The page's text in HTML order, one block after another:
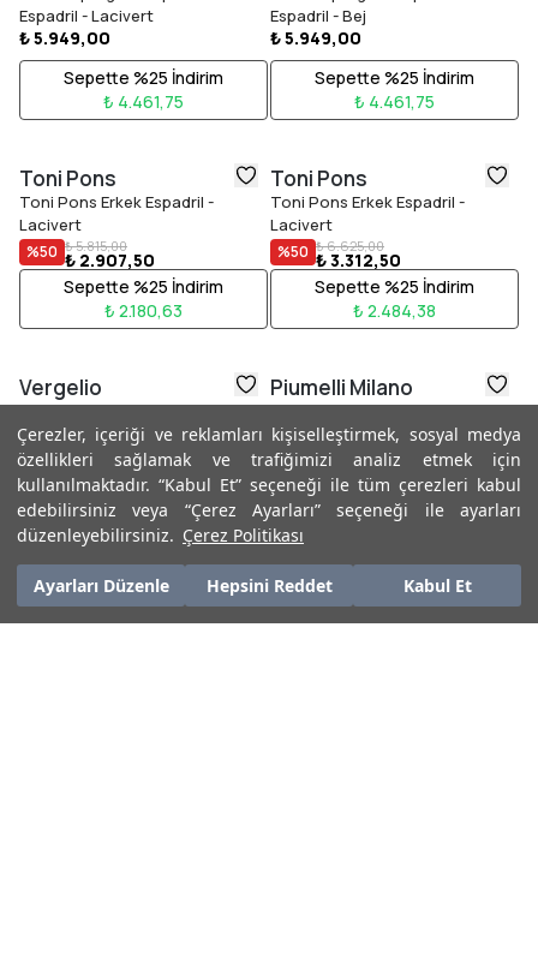
Çerezler, içeriği ve reklamları kişiselleştirmek, sosyal medya
özellikleri sağlamak ve trafiğimizi analiz etmek için
kullanılmaktadır. “Kabul Et” seçeneği ile tüm çerezleri kabul
edebilirsiniz veya “Çerez Ayarları” seçeneği ile ayarları
düzenleyebilirsiniz. Çerez Politikası
Ayarları Düzenle Hepsini Reddet Kabul Et
Espadril - Lacivert
₺ 5.949,00
Sepette %25 İndirim
₺ 4.461,75
Espadril - Bej
₺ 5.949,00
Sepette %25 İndirim
₺ 4.461,75
Toni Pons
Toni Pons Erkek Espadril -
Lacivert
%50 ₺ 5.815,00
₺ 2.907,50
Sepette %25 İndirim
₺ 2.180,63
Toni Pons
Toni Pons Erkek Espadril -
Lacivert
%50 ₺ 6.625,00
₺ 3.312,50
Sepette %25 İndirim
₺ 2.484,38
Vergelio
Vergelio Kadın Çapraz Çanta -
Vizon-Taba
%20 ₺ 3.499,00
₺ 2.799,00
Sepette %25 İndirim
₺ 2.099,25
Piumelli Milano
Piumelli Milano LISA Kadın - Bej
%40 ₺ 7.375,00
₺ 4.425,00
Sepette %25 İndirim
₺ 3.318,75
Toms
Toms Erkek Espadril - Kahverengi
Toms
Toms Erkek Espadril - Yeşil